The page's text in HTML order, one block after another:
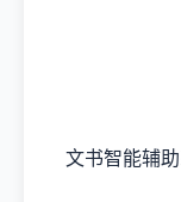
文书智能辅